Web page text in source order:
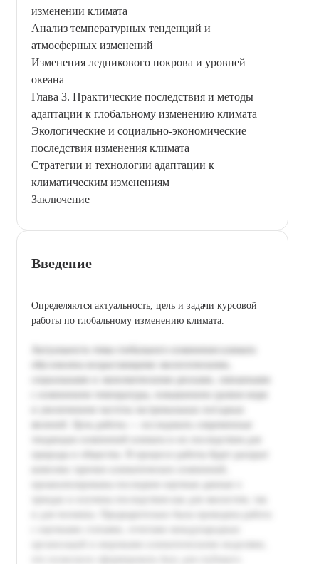
изменении климата
Анализ температурных тенденций и
атмосферных изменений
Изменения ледникового покрова и уровней
океана
Глава 3. Практические последствия и методы
адаптации к глобальному изменению климата
Экологические и социально-экономические
последствия изменения климата
Стратегии и технологии адаптации к
климатическим изменениям
Заключение
Введение
Определяются актуальность, цель и задачи курсовой
работы по глобальному изменению климата.